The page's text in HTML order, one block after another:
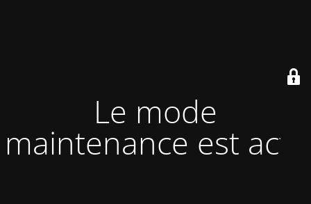
Le mode
maintenance est actif